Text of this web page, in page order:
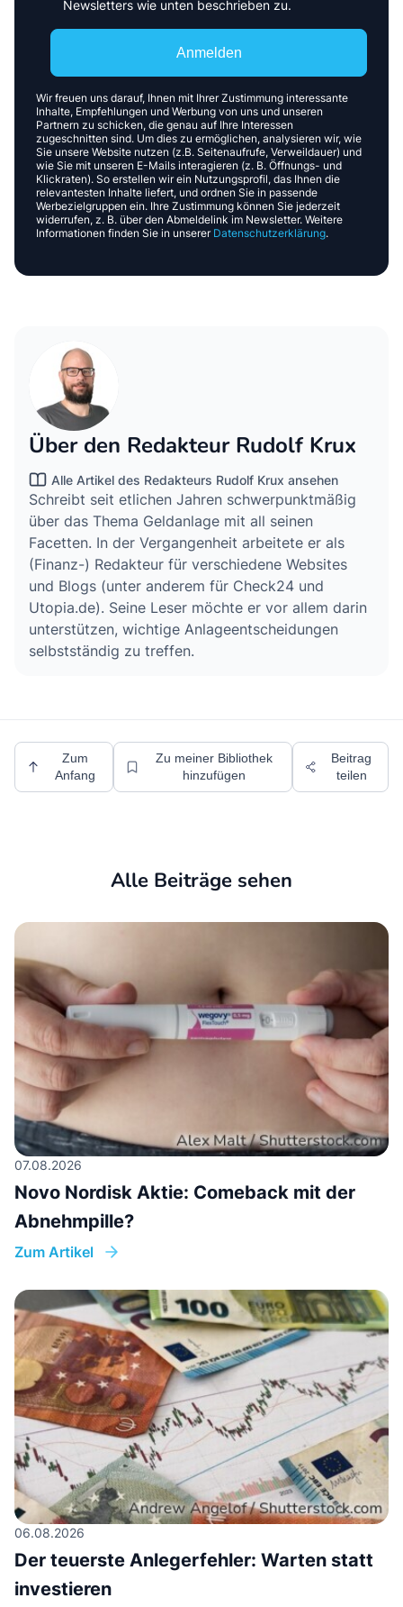
Anmelden
Newsletters wie unten beschrieben zu.
Wir freuen uns darauf, Ihnen mit Ihrer Zustimmung interessante
Inhalte, Empfehlungen und Werbung von uns und unseren
Partnern zu schicken, die genau auf Ihre Interessen
zugeschnitten sind. Um dies zu ermöglichen, analysieren wir, wie
Sie unsere Website nutzen (z.B. Seitenaufrufe, Verweildauer) und
wie Sie mit unseren E-Mails interagieren (z. B. Öffnungs- und
Klickraten). So erstellen wir ein Nutzungsprofil, das Ihnen die
relevantesten Inhalte liefert, und ordnen Sie in passende
Werbezielgruppen ein. Ihre Zustimmung können Sie jederzeit
widerrufen, z. B. über den Abmeldelink im Newsletter. Weitere
Informationen finden Sie in unserer Datenschutzerklärung.
Über den Redakteur Rudolf Krux
Alle Artikel des Redakteurs Rudolf Krux ansehen
Schreibt seit etlichen Jahren schwerpunktmäßig
über das Thema Geldanlage mit all seinen
Facetten. In der Vergangenheit arbeitete er als
(Finanz-) Redakteur für verschiedene Websites
und Blogs (unter anderem für Check24 und
Utopia.de). Seine Leser möchte er vor allem darin
unterstützen, wichtige Anlageentscheidungen
selbstständig zu treffen.
Zum
Anfang
Zu meiner Bibliothek
hinzufügen
Beitrag
teilen
Alle Beiträge sehen
07.08.2026
Novo Nordisk Aktie: Comeback mit der
Abnehmpille?
Zum Artikel
06.08.2026
Der teuerste Anlegerfehler: Warten statt
investieren